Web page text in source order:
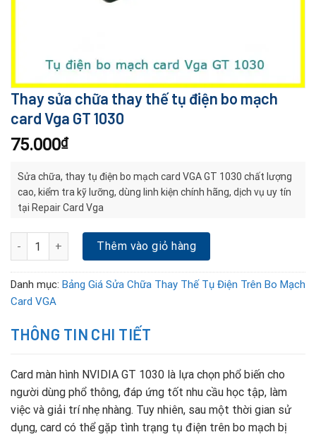
Thay sửa chữa thay thế tụ điện bo mạch
card Vga GT 1030
75.000₫
Sửa chữa, thay tụ điện bo mạch card VGA GT 1030 chất lượng
cao, kiểm tra kỹ lưỡng, dùng linh kiện chính hãng, dịch vụ uy tín
tại Repair Card Vga
Thay sửa chữa thay thế tụ điện bo mạch card Vga GT 1030 số
Thêm vào giỏ hàng
Danh mục: Bảng Giá Sửa Chữa Thay Thế Tụ Điện Trên Bo Mạch
Card VGA
THÔNG TIN CHI TIẾT
Card màn hình NVIDIA GT 1030 là lựa chọn phổ biến cho
người dùng phổ thông, đáp ứng tốt nhu cầu học tập, làm
việc và giải trí nhẹ nhàng. Tuy nhiên, sau một thời gian sử
dụng, card có thể gặp tình trạng tụ điện trên bo mạch bị